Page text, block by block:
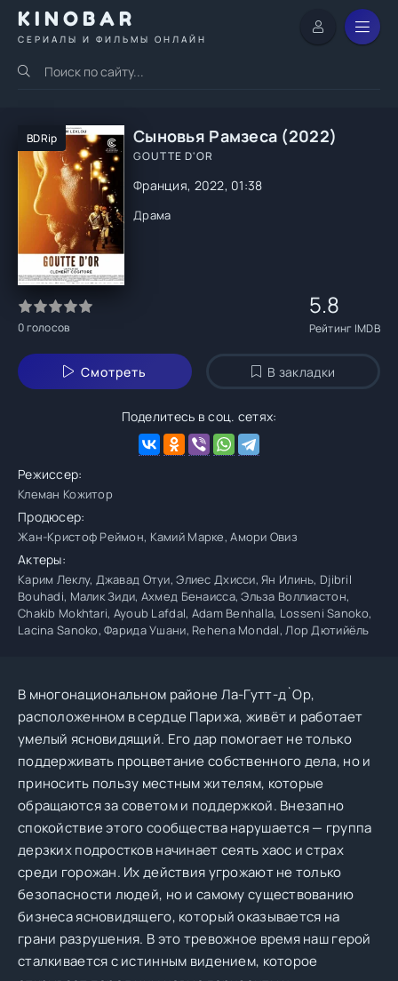
KINOBAR
СЕРИАЛЫ И ФИЛЬМЫ ОНЛАЙН
BDRip Сыновья Рамзеса (2022)
GOUTTE D'OR
Франция, 2022, 01:38
Драма
0голосов
5.8
Рейтинг IMDB
Смотреть В закладки
Поделитесь в соц. сетях:
Режиссер:
Клеман Кожитор
Продюсер:
Жан-Кристоф Реймон, Камий Марке, Амори Овиз
Актеры:
Карим Леклу, Джавад Отуи, Элиес Дхисси, Ян Илинь, Djibril
Bouhadi, Малик Зиди, Ахмед Бенаисса, Эльза Воллиастон,
Chakib Mokhtari, Ayoub Lafdal, Adam Benhalla, Losseni Sanoko,
Lacina Sanoko, Фарида Ушани, Rehena Mondal, Лор Дютийёль
В многонациональном районе Ла-Гутт-д`Ор,
расположенном в сердце Парижа, живёт и работает
умелый ясновидящий. Его дар помогает не только
поддерживать процветание собственного дела, но и
приносить пользу местным жителям, которые
обращаются за советом и поддержкой. Внезапно
спокойствие этого сообщества нарушается — группа
дерзких подростков начинает сеять хаос и страх
среди горожан. Их действия угрожают не только
безопасности людей, но и самому существованию
бизнеса ясновидящего, который оказывается на
грани разрушения. В это тревожное время наш герой
сталкивается с истинным видением, которое